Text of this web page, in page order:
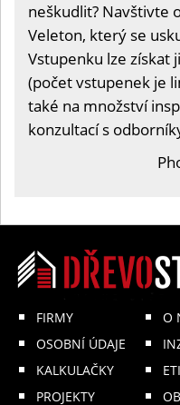
neškudlit? Navštivte
Veleton, který se
Vstupenku lze získat
(počet vstupenek je
také na množství
konzultací s
FIRMY
OSOBNÍ ÚDAJE
KALKULAČKY
PROJEKTY
O